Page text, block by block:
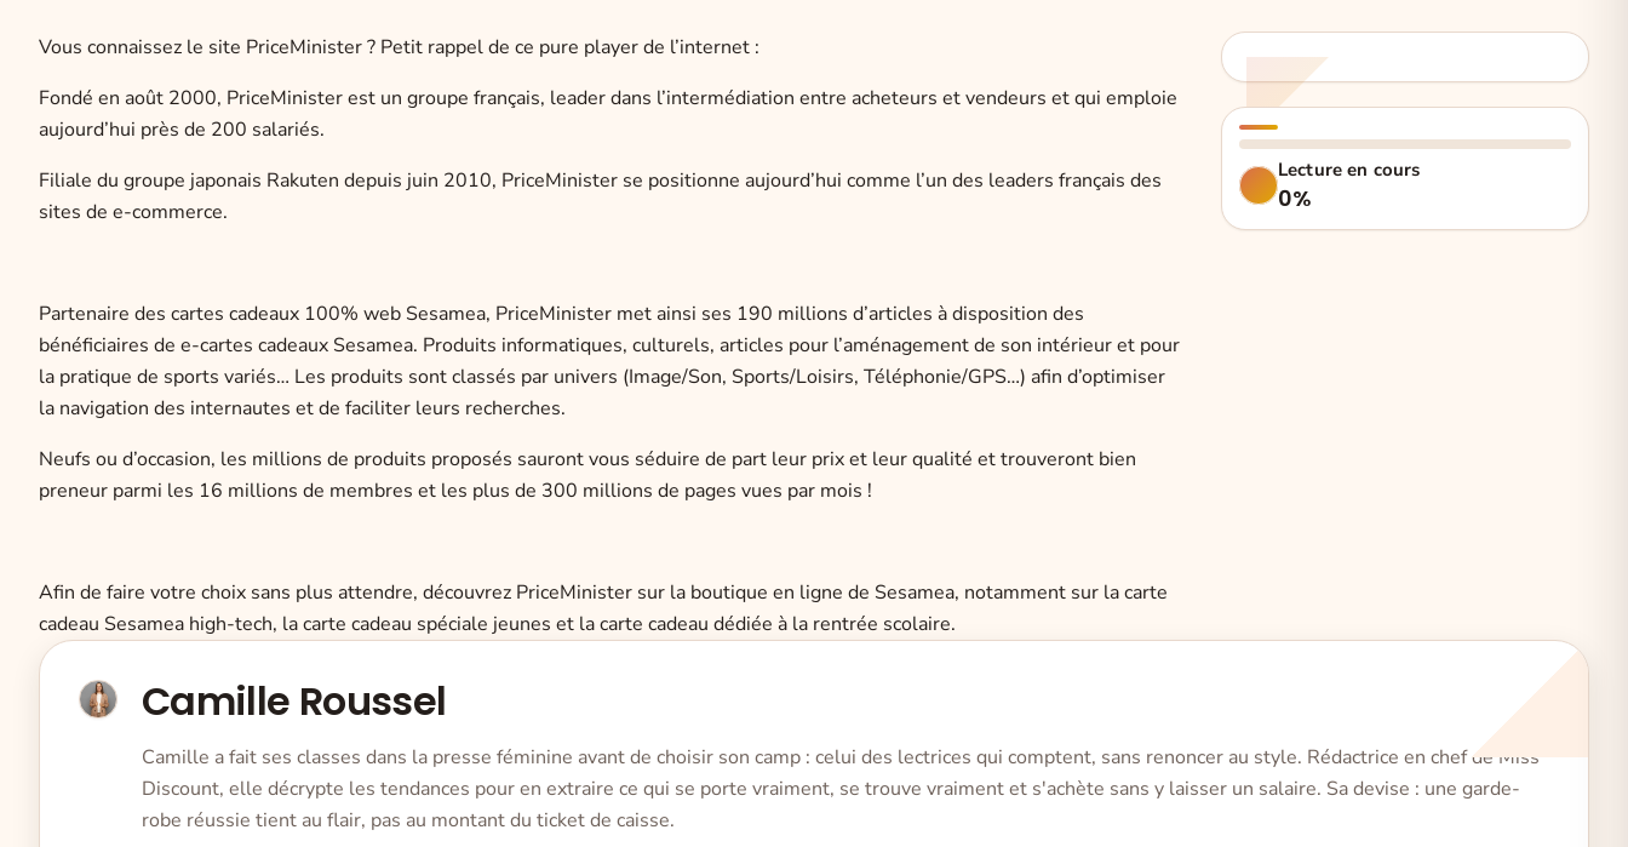
Vous connaissez le site PriceMinister ? Petit rappel de ce pure player de l’internet :
Fondé en août 2000, PriceMinister est un groupe français, leader dans l’intermédiation entre acheteurs et vendeurs et qui emploie
aujourd’hui près de 200 salariés.
Filiale du groupe japonais Rakuten depuis juin 2010, PriceMinister se positionne aujourd’hui comme l’un des leaders français des
sites de e-commerce.
Partenaire des cartes cadeaux 100% web Sesamea, PriceMinister met ainsi ses 190 millions d’articles à disposition des
bénéficiaires de e-cartes cadeaux Sesamea. Produits informatiques, culturels, articles pour l’aménagement de son intérieur et pour
la pratique de sports variés… Les produits sont classés par univers (Image/Son, Sports/Loisirs, Téléphonie/GPS…) afin d’optimiser
la navigation des internautes et de faciliter leurs recherches.
Neufs ou d’occasion, les millions de produits proposés sauront vous séduire de part leur prix et leur qualité et trouveront bien
preneur parmi les 16 millions de membres et les plus de 300 millions de pages vues par mois !
Afin de faire votre choix sans plus attendre, découvrez PriceMinister sur la boutique en ligne de Sesamea, notamment sur la carte
cadeau Sesamea high-tech, la carte cadeau spéciale jeunes et la carte cadeau dédiée à la rentrée scolaire.
Lecture en cours
0%
Camille Roussel
Camille a fait ses classes dans la presse féminine avant de choisir son camp : celui des lectrices qui comptent, sans renoncer au style. Rédactrice en chef de Miss
Discount, elle décrypte les tendances pour en extraire ce qui se porte vraiment, se trouve vraiment et s'achète sans y laisser un salaire. Sa devise : une garde-
robe réussie tient au flair, pas au montant du ticket de caisse.